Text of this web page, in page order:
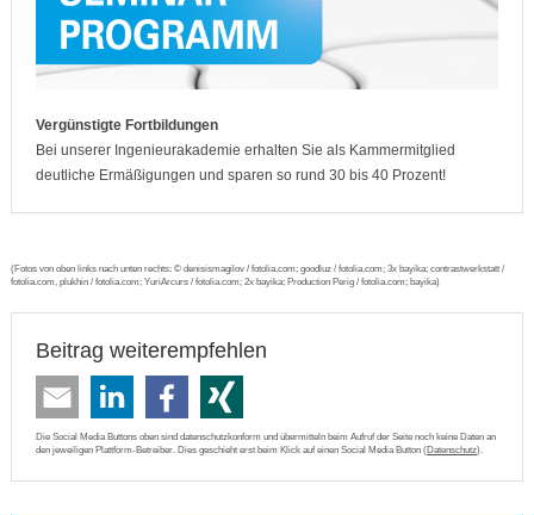
Vergünstigte Fortbildungen
Bei unserer Ingenieurakademie erhalten Sie als Kammermitglied
deutliche Ermäßigungen und sparen so rund 30 bis 40 Prozent!
(Fotos von oben links nach unten rechts: © denisismagilov / fotolia.com; goodluz / fotolia.com; 3x bayika; contrastwerkstatt /
fotolia.com, plukhin / fotolia.com; YuriArcurs / fotolia.com; 2x bayika; Production Perig / fotolia.com; bayika)
Beitrag weiterempfehlen
Die Social Media Buttons oben sind datenschutzkonform und übermitteln beim Aufruf der Seite noch keine Daten an
den jeweiligen Plattform-Betreiber. Dies geschieht erst beim Klick auf einen Social Media Button (Datenschutz).